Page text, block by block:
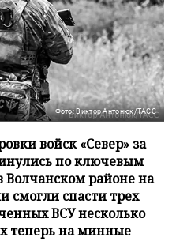
Фото: Виктор Антонюк/ТАСС
войск «Север» за
по ключевым
районе на
смогли спасти трех
ВСУ несколько
теперь на минные